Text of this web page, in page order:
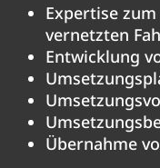
Expertise
vernetzten
Entwicklung
Übernahme